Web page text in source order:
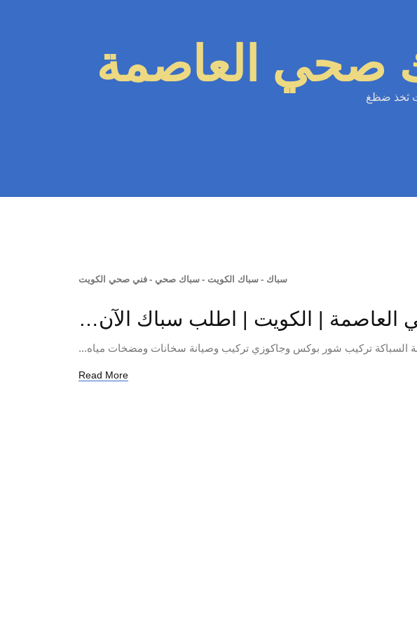
صحي العاصمة
ثخذ ضظغ
سباك - سباك الكويت - سباك صحي - فني صحي الكويت
| الكويت | اطلب سباك الآن…
السباكة تركيب شور بوكس وجاكوزي تركيب وصيانة سخانات ومضخات مياه...
Read More